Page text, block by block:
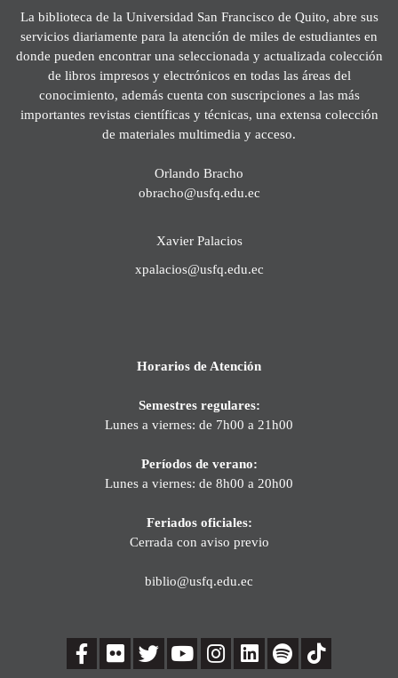
La biblioteca de la Universidad San Francisco de Quito, abre sus
servicios diariamente para la atención de miles de estudiantes en
donde pueden encontrar una seleccionada y actualizada colección
de libros impresos y electrónicos en todas las áreas del
conocimiento, además cuenta con suscripciones a las más
importantes revistas científicas y técnicas, una extensa colección
de materiales multimedia y acceso.
Orlando Bracho
obracho@usfq.edu.ec
Xavier Palacios
xpalacios@usfq.edu.ec
Horarios de Atención
Semestres regulares:
Lunes a viernes: de 7h00 a 21h00
Períodos de verano:
Lunes a viernes: de 8h00 a 20h00
Feriados oficiales:
Cerrada con aviso previo
biblio@usfq.edu.ec